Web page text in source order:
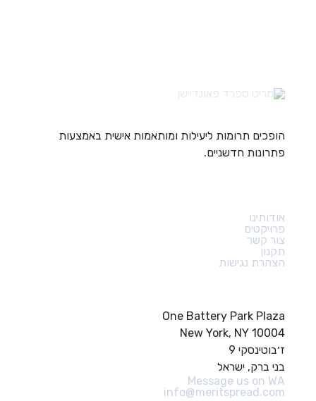
הופכים תרומות ליעילות ומותאמות אישית באמצעות
פתרונות חדשניים.
אודותינו
פרויקטים
צור קשר
תקנון
הצהרת נגישות
One Battery Park Plaza
New York, NY 10004
ז׳בוטינסקי 9
בני ברק, ישראל
Message us on WA
info@meritspread.com